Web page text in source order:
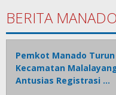
BERITA MANADO
Pemkot Manado
Kecamatan
Antusias Registrasi …